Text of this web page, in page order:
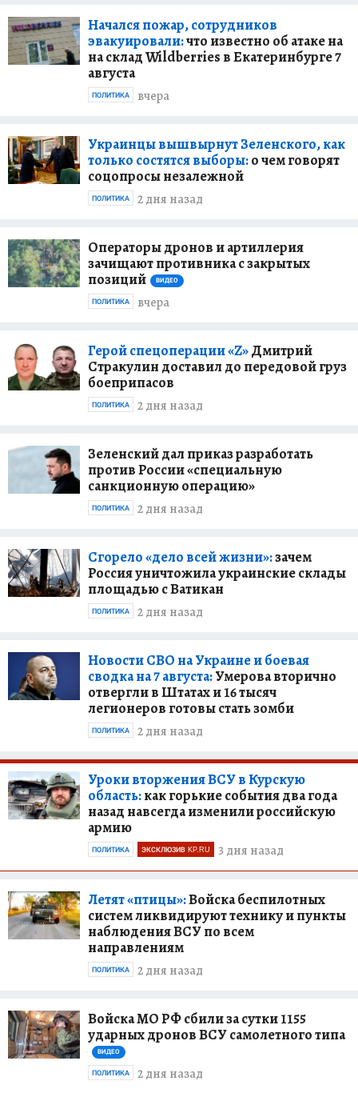
Начался пожар, сотрудников
эвакуировали:что известно об атаке на
на склад Wildberries в Екатеринбурге 7
августа
вчера
ПОЛИТИКА
Украинцы вышвырнут Зеленского, как
только состятся выборы:о чем говорят
соцопросы незалежной
2 дня назад
ПОЛИТИКА
Операторы дронов и артиллерия
зачищают противника с закрытых
позиций
ВИДЕО
вчера
ПОЛИТИКА
Герой спецоперации «Z»Дмитрий
Стракулин доставил до передовой груз
боеприпасов
2 дня назад
ПОЛИТИКА
Зеленский дал приказ разработать
против России «специальную
санкционную операцию»
2 дня назад
ПОЛИТИКА
Сгорело «дело всей жизни»:зачем
Россия уничтожила украинские склады
площадью с Ватикан
2 дня назад
ПОЛИТИКА
Новости СВО на Украине и боевая
сводка на 7 августа:Умерова вторично
отвергли в Штатах и 16 тысяч
легионеров готовы стать зомби
2 дня назад
ПОЛИТИКА
Уроки вторжения ВСУ в Курскую
область:как горькие события два года
назад навсегда изменили российскую
армию
3 дня назад
ПОЛИТИКА ЭКСКЛЮЗИВ KP.RU
Летят «птицы»:Войска беспилотных
систем ликвидируют технику и пункты
наблюдения ВСУ по всем
направлениям
2 дня назад
ПОЛИТИКА
Войска МО РФ сбили за сутки 1155
ударных дронов ВСУ самолетного типа
ВИДЕО
2 дня назад
ПОЛИТИКА